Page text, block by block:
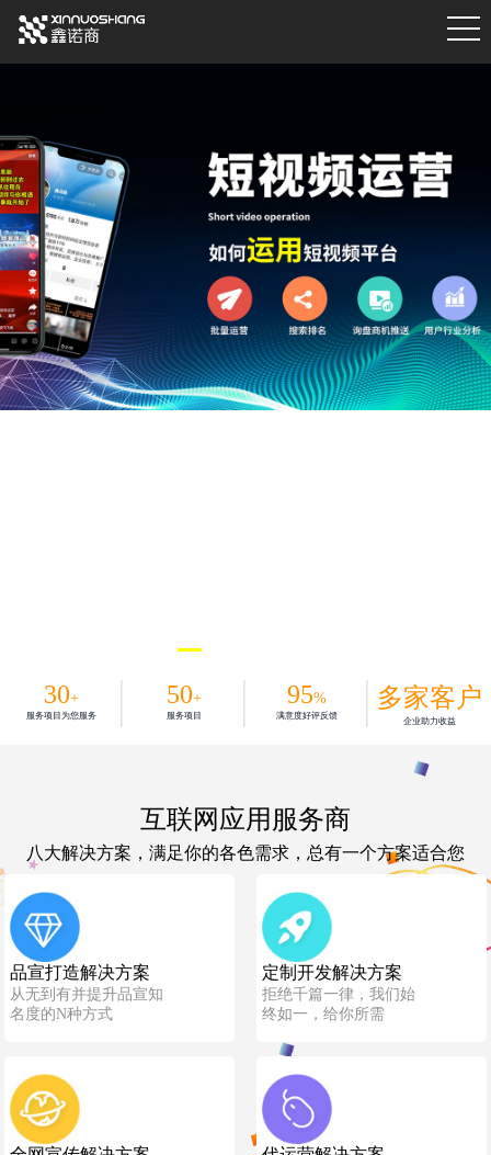
30+
服务项目为您服务
50+
服务项目
95%
满意度好评反馈
多家客户
企业助力收益
互联网应用服务商
八大解决方案，满足你的各色需求，总有一个方案适合您
品宣打造解决方案
从无到有并提升品宣知
名度的N种方式
定制开发解决方案
拒绝千篇一律，我们始
终如一，给你所需